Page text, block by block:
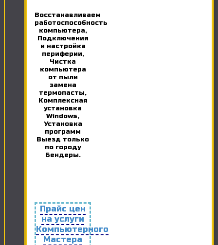
Восстанавливаем
работоспособность
компьютера,
Подключения
и настройка
периферии,
Чистка
компьютера
от пыли
замена
термопасты,
Комплексная
установка
Windows,
Установка
программ
Выезд только
по городу
Бендеры.
Прайс цен
на услуги
Компьютерного
Мастера